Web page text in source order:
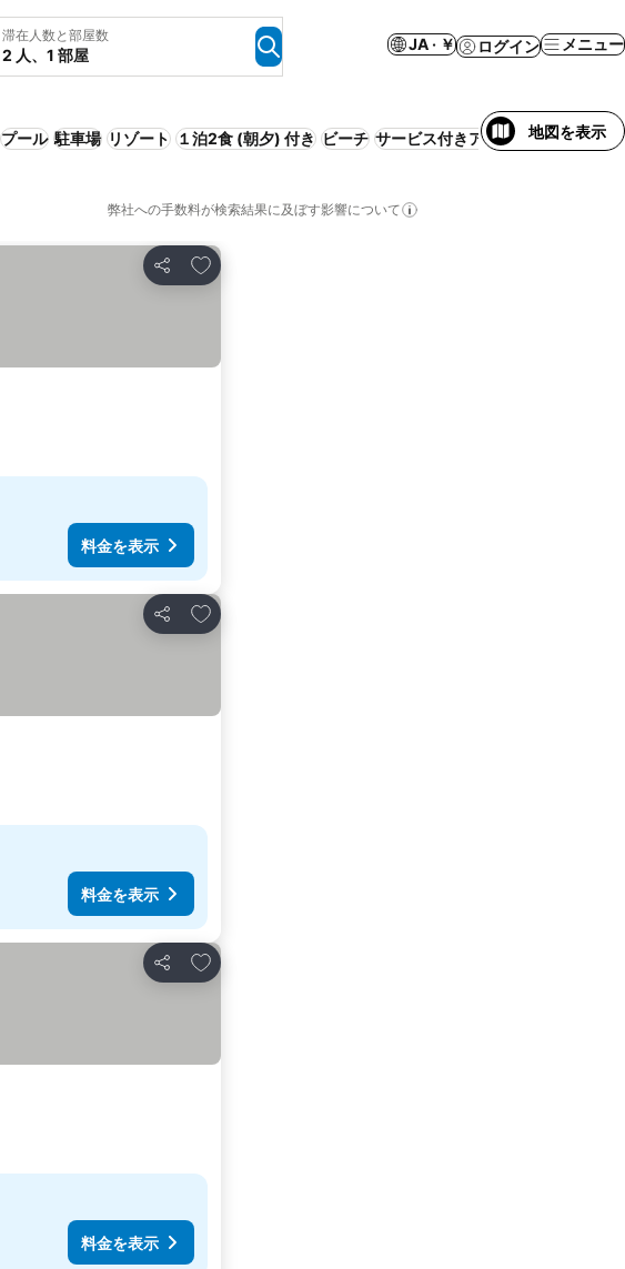
滞在人数と部屋数
2 人、1 部屋
JA · ￥ ログイン メニュー
プール 駐車場 リゾート １泊2食 (朝夕) 付き ビーチ サービス付きアパートメント 禁煙
地図を表示
弊社への手数料が検索結果に及ぼす影響について
シェア
お気に入りに追加
料金を表示
シェア
お気に入りに追加
料金を表示
シェア
お気に入りに追加
料金を表示